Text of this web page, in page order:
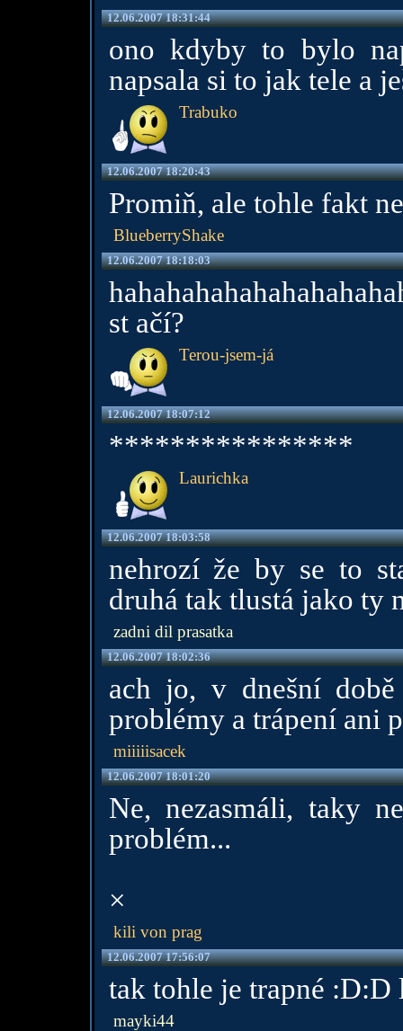
12.06.2007 18:31:44
ono kdyby to bylo
napsala si to jak tele a
Trabuko
12.06.2007 18:20:43
Promiň, ale tohle fakt
BlueberryShake
12.06.2007 18:18:03
st ačí?
Terou-jsem-já
12.06.2007 18:07:12
****************
Laurichka
12.06.2007 18:03:58
nehrozí že by se to
druhá tak tlustá jako ty
zadni dil prasatka
12.06.2007 18:02:36
ach jo, v dnešní době
problémy a trápení ani
miiiiisacek
12.06.2007 18:01:20
Ne, nezasmáli, taky
problém...
×
kili von prag
12.06.2007 17:56:07
tak tohle je trapné :D:D
mayki44